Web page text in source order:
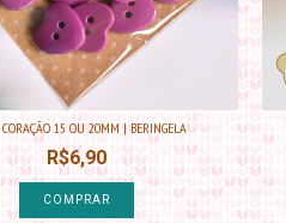
CORAÇÃO 15 OU 20MM | BERINGELA
R$6,90
COMPRAR